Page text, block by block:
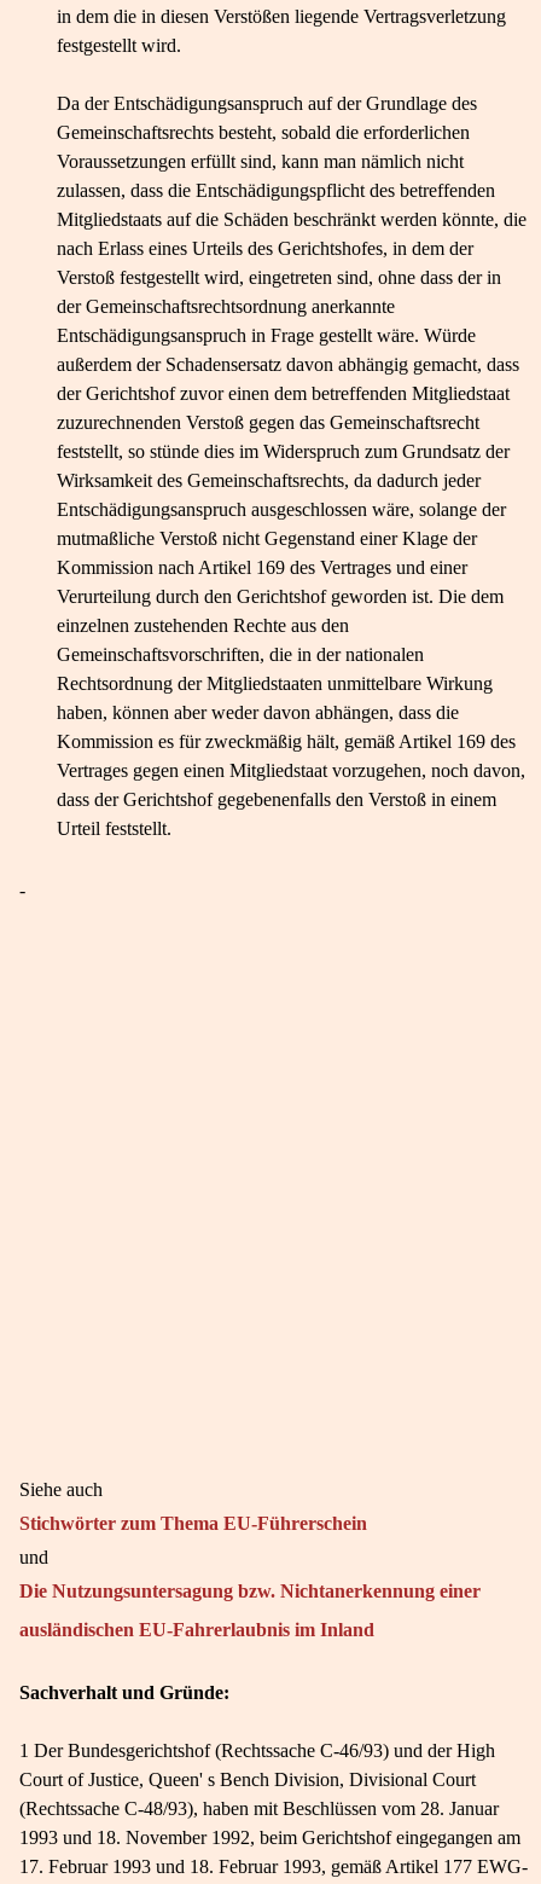
in dem die in diesen Verstößen liegende Vertragsverletzung
festgestellt wird.
Da der Entschädigungsanspruch auf der Grundlage des
Gemeinschaftsrechts besteht, sobald die erforderlichen
Voraussetzungen erfüllt sind, kann man nämlich nicht
zulassen, dass die Entschädigungspflicht des betreffenden
Mitgliedstaats auf die Schäden beschränkt werden könnte, die
nach Erlass eines Urteils des Gerichtshofes, in dem der
Verstoß festgestellt wird, eingetreten sind, ohne dass der in
der Gemeinschaftsrechtsordnung anerkannte
Entschädigungsanspruch in Frage gestellt wäre. Würde
außerdem der Schadensersatz davon abhängig gemacht, dass
der Gerichtshof zuvor einen dem betreffenden Mitgliedstaat
zuzurechnenden Verstoß gegen das Gemeinschaftsrecht
feststellt, so stünde dies im Widerspruch zum Grundsatz der
Wirksamkeit des Gemeinschaftsrechts, da dadurch jeder
Entschädigungsanspruch ausgeschlossen wäre, solange der
mutmaßliche Verstoß nicht Gegenstand einer Klage der
Kommission nach Artikel 169 des Vertrages und einer
Verurteilung durch den Gerichtshof geworden ist. Die dem
einzelnen zustehenden Rechte aus den
Gemeinschaftsvorschriften, die in der nationalen
Rechtsordnung der Mitgliedstaaten unmittelbare Wirkung
haben, können aber weder davon abhängen, dass die
Kommission es für zweckmäßig hält, gemäß Artikel 169 des
Vertrages gegen einen Mitgliedstaat vorzugehen, noch davon,
dass der Gerichtshof gegebenenfalls den Verstoß in einem
Urteil feststellt.
-
Siehe auch
Stichwörter zum Thema EU-Führerschein
und
Die Nutzungsuntersagung bzw. Nichtanerkennung einer
ausländischen EU-Fahrerlaubnis im Inland
Sachverhalt und Gründe:
1 Der Bundesgerichtshof (Rechtssache C-46/93) und der High
Court of Justice, Queen' s Bench Division, Divisional Court
(Rechtssache C-48/93), haben mit Beschlüssen vom 28. Januar
1993 und 18. November 1992, beim Gerichtshof eingegangen am
17. Februar 1993 und 18. Februar 1993, gemäß Artikel 177 EWG-